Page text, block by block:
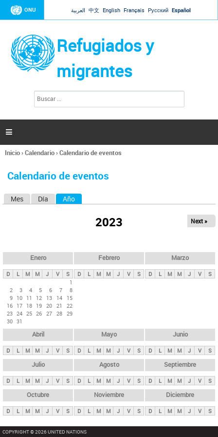
Jump to navigation
ONU العربية 中文 English Français Русский Español
Refugiados y
migrantes
l
d
s

Se
usted
Inicio›Calendario›Calendario de eventos
Calendario de eventos
s
p
n
c
i
p
l
e
s
Mes Día Año
2023 Next »
Enero
D L M M J V
S
1
2
3 4 5 6 7
8
9 10 11 12 13 14
15
16 17 18 19 20 21
22
23 24 25 26 27 28 29
30 31
Febrero
D L M M J V S
Marzo
D L M M J V S
Abril
D L M M J V S
Mayo
D L M M J V S
Junio
D L M M J V S
Julio
D L M M J V S
Agosto
D L M M J V S
Septiembre
D L M M J V S
Octubre
D L M M J V S
Noviembre
D L M M J V S
Diciembre
D L M M J V S
COPYRIGHT © 2026 UNITED NATIONS